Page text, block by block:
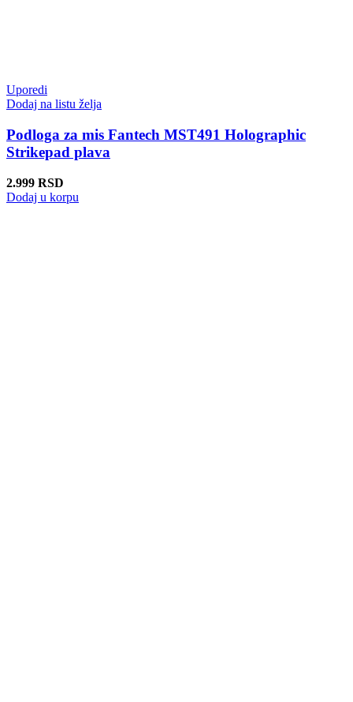
Uporedi
Dodaj na listu želja
Podloga za mis Fantech MST491 Holographic
Strikepad plava
2.999 RSD
Dodaj u korpu